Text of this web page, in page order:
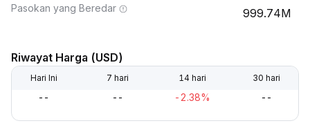
Pasokan yang Beredar 999.74M
Riwayat Harga (USD)
Hari Ini 7 hari 14 hari 30 hari
-- -- -2.38% --